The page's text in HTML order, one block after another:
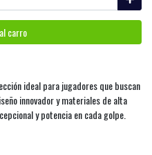
carro
ideal para jugadores que buscan
innovador y materiales de alta
y potencia en cada golpe.